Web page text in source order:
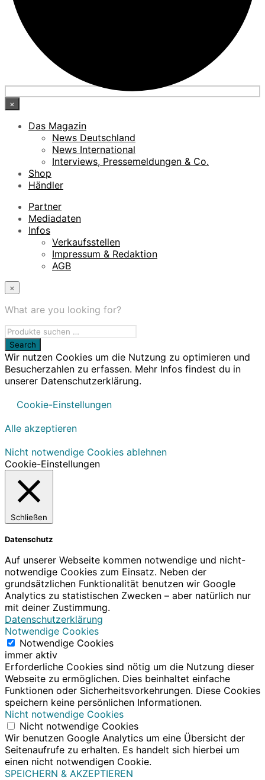
×
Das Magazin
News Deutschland
News International
Interviews, Pressemeldungen & Co.
Shop
Händler
Partner
Mediadaten
Infos
Verkaufsstellen
Impressum & Redaktion
AGB
×
What are you looking for?
Wir nutzen Cookies um die Nutzung zu optimieren und
Besucherzahlen zu erfassen. Mehr Infos findest du in
unserer Datenschutzerklärung.
Cookie-Einstellungen
Alle akzeptieren
Nicht notwendige Cookies ablehnen
Cookie-Einstellungen
Schließen
Datenschutz
Auf unserer Webseite kommen notwendige und nicht-
notwendige Cookies zum Einsatz. Neben der
grundsätzlichen Funktionalität benutzen wir Google
Analytics zu statistischen Zwecken – aber natürlich nur
mit deiner Zustimmung.
Datenschutzerklärung
Notwendige Cookies
Notwendige Cookies
immer aktiv
Erforderliche Cookies sind nötig um die Nutzung dieser
Webseite zu ermöglichen. Dies beinhaltet einfache
Funktionen oder Sicherheitsvorkehrungen. Diese Cookies
speichern keine persönlichen Informationen.
Nicht notwendige Cookies
Nicht notwendige Cookies
Wir benutzen Google Analytics um eine Übersicht der
Seitenaufrufe zu erhalten. Es handelt sich hierbei um
einen nicht notwendigen Cookie.
SPEICHERN & AKZEPTIEREN